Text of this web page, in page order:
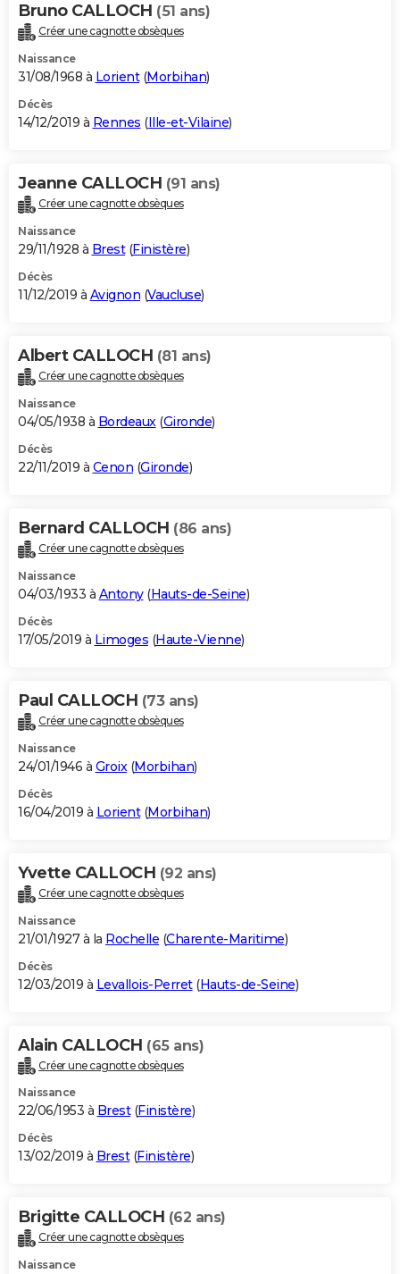
Bruno CALLOCH (51 ans)
Créer une cagnotte obsèques
Naissance
31/08/1968 à Lorient(Morbihan)
Décès
14/12/2019 à Rennes (Ille-et-Vilaine)
Jeanne CALLOCH (91 ans)
Créer une cagnotte obsèques
Naissance
29/11/1928 à Brest(Finistère)
Décès
11/12/2019 à Avignon (Vaucluse)
Albert CALLOCH (81 ans)
Créer une cagnotte obsèques
Naissance
04/05/1938 à Bordeaux(Gironde)
Décès
22/11/2019 à Cenon (Gironde)
Bernard CALLOCH (86 ans)
Créer une cagnotte obsèques
Naissance
04/03/1933 à Antony(Hauts-de-Seine)
Décès
17/05/2019 à Limoges (Haute-Vienne)
Paul CALLOCH (73 ans)
Créer une cagnotte obsèques
Naissance
24/01/1946 à Groix(Morbihan)
Décès
16/04/2019 à Lorient(Morbihan)
Yvette CALLOCH (92 ans)
Créer une cagnotte obsèques
Naissance
21/01/1927 à la Rochelle (Charente-Maritime)
Décès
12/03/2019 à Levallois-Perret(Hauts-de-Seine)
Alain CALLOCH (65 ans)
Créer une cagnotte obsèques
Naissance
22/06/1953 à Brest(Finistère)
Décès
13/02/2019 à Brest(Finistère)
Brigitte CALLOCH (62 ans)
Créer une cagnotte obsèques
Naissance